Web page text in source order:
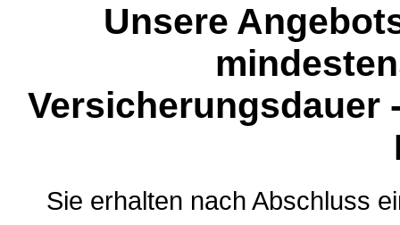
Unsere
Versicherungsdauer
Sie erhalten nach Abschluss